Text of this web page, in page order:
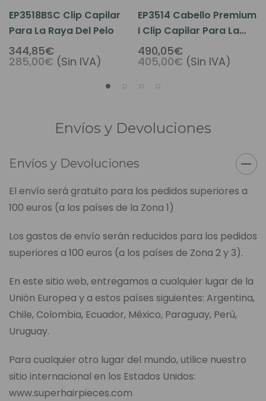
EP3518BSC Clip Capilar
Para La Raya Del Pelo
344,85€
285,00€ (Sin IVA)
EP3514 Cabello Premium
I Clip Capilar Para La
Raya Del Cabello
490,05€
405,00€ (Sin IVA)
Envíos y Devoluciones
Envíos y Devoluciones
El envío será gratuito para los pedidos superiores a
100 euros (a los países de la Zona 1)
Los gastos de envío serán reducidos para los pedidos
superiores a 100 euros (a los países de Zona 2 y 3).
En este sitio web, entregamos a cualquier lugar de la
Unión Europea y a estos países siguientes: Argentina,
Chile, Colombia, Ecuador, México, Paraguay, Perú,
Uruguay.
Para cualquier otro lugar del mundo, utilice nuestro
sitio internacional en los Estados Unidos:
www.superhairpieces.com